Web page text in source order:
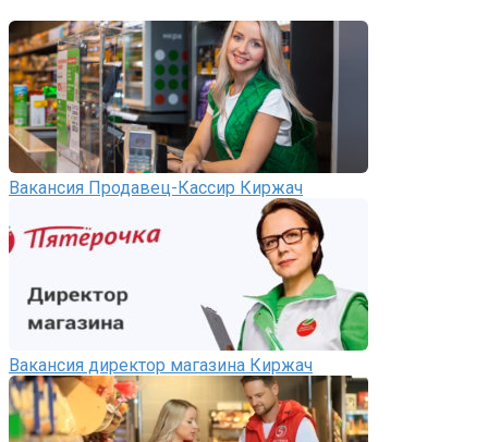
Вакансия Продавец-Кассир Киржач
Вакансия директор магазина Киржач